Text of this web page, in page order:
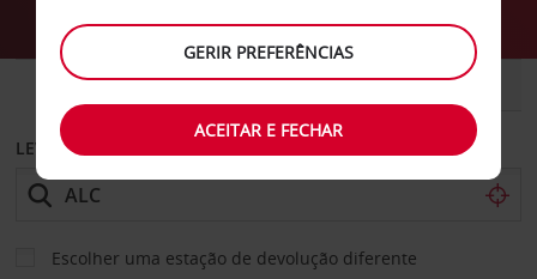
CARRO COMERCIAIS
LEVANTAR EM
Escolher uma estação de devolução diferente
GERIR PREFERÊNCIAS
ACEITAR E FECHAR